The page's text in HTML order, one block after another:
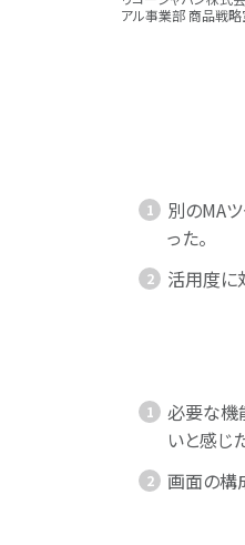
アル事業部 商品戦
別のMA
った。
活用度に
必要な機
いと感じ
画面の構